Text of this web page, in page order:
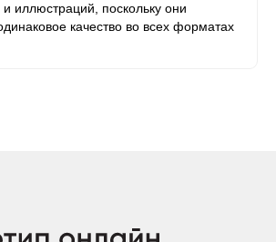
и иллюстраций, поскольку они
качество во всех форматах